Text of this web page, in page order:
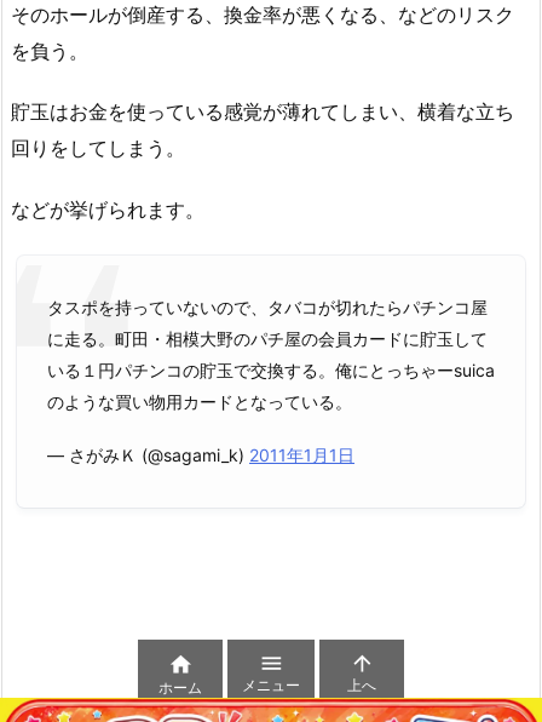
そのホールが倒産する、換金率が悪くなる、などのリスク
を負う。
貯玉はお金を使っている感覚が薄れてしまい、横着な立ち
回りをしてしまう。
などが挙げられます。
タスポを持っていないので、タバコが切れたらパチンコ屋
に走る。町田・相模大野のパチ屋の会員カードに貯玉して
いる１円パチンコの貯玉で交換する。俺にとっちゃーsuica
のような買い物用カードとなっている。
— さがみＫ (@sagami_k) 2011年1月1日

ホーム

メニュー

上へ